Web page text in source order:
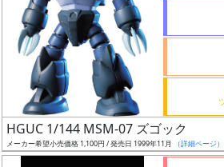
ー
ズ・
タ
HGUC 1/144 MSM-07 ズゴック
メーカー希望小売価格 1,100円 / 発売日 1999年11月 （詳細ページ）